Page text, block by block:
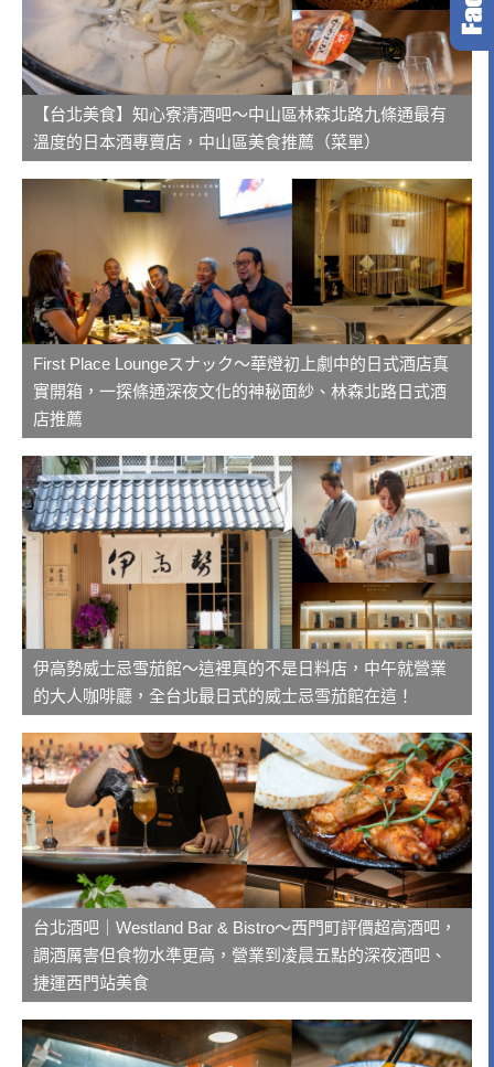
【台北美食】知心寮清酒吧～中山區林森北路九條通最有
溫度的日本酒專賣店，中山區美食推薦（菜單）
First Place Loungeスナック～華燈初上劇中的日式酒店真
實開箱，一探條通深夜文化的神秘面紗、林森北路日式酒
店推薦
伊高勢威士忌雪茄館～這裡真的不是日料店，中午就營業
的大人咖啡廳，全台北最日式的威士忌雪茄館在這！
台北酒吧｜Westland Bar & Bistro～西門町評價超高酒吧，
調酒厲害但食物水準更高，營業到凌晨五點的深夜酒吧、
捷運西門站美食